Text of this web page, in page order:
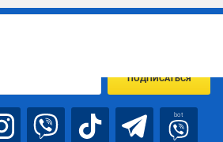
ПОДПИСАТЬСЯ
bot